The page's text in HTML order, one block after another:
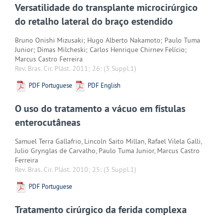
Versatilidade do transplante microcirúrgico
do retalho lateral do braço estendido
Bruno Onishi Mizusaki; Hugo Alberto Nakamoto; Paulo Tuma
Junior; Dimas Milcheski; Carlos Henrique Chirnev Felício;
Marcus Castro Ferreira
Rev. Bras. Cir. Plást. 2011; 26: (3 Suppl.1)
PDF Portuguese PDF English
O uso do tratamento a vácuo em fístulas
enterocutâneas
Samuel Terra Gallafrio, Lincoln Saito Millan, Rafael Vilela Galli,
Julio Grynglas de Carvalho, Paulo Tuma Junior, Marcus Castro
Ferreira
Rev. Bras. Cir. Plást. 2010; 25: (3 Suppl.1)
PDF Portuguese
Tratamento cirúrgico da ferida complexa